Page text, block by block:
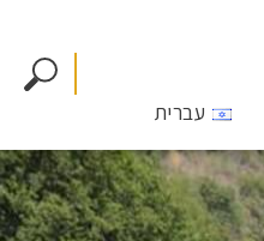
עברית